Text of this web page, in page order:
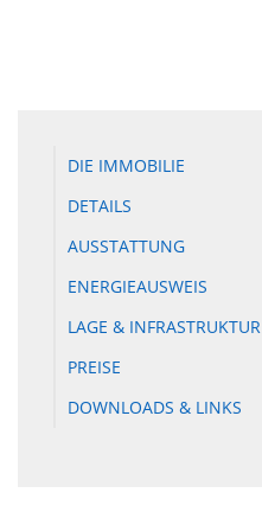
DIE IMMOBILIE
DETAILS
AUSSTATTUNG
ENERGIEAUSWEIS
LAGE & INFRASTRUKTUR
PREISE
DOWNLOADS & LINKS